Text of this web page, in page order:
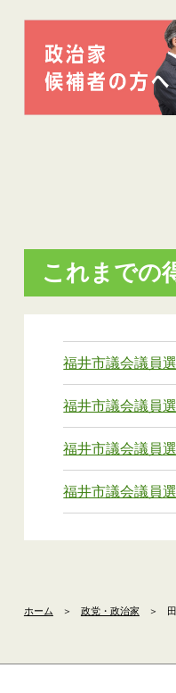
これまでの
福井市議会議員
福井市議会議員
福井市議会議員
福井市議会議員
ホーム ＞ 政党・政治家 ＞